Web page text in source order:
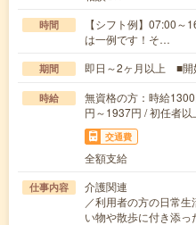
時間
【シフト例】07:00
は一例です！そ…
期間 即日～2ヶ月以上 ■開
時給
無資格の方：時給
円～1937円 / 初任者
交通費
全額支給
仕事内容
介護関連
／利用者の方の日常
い物や散歩に付き添